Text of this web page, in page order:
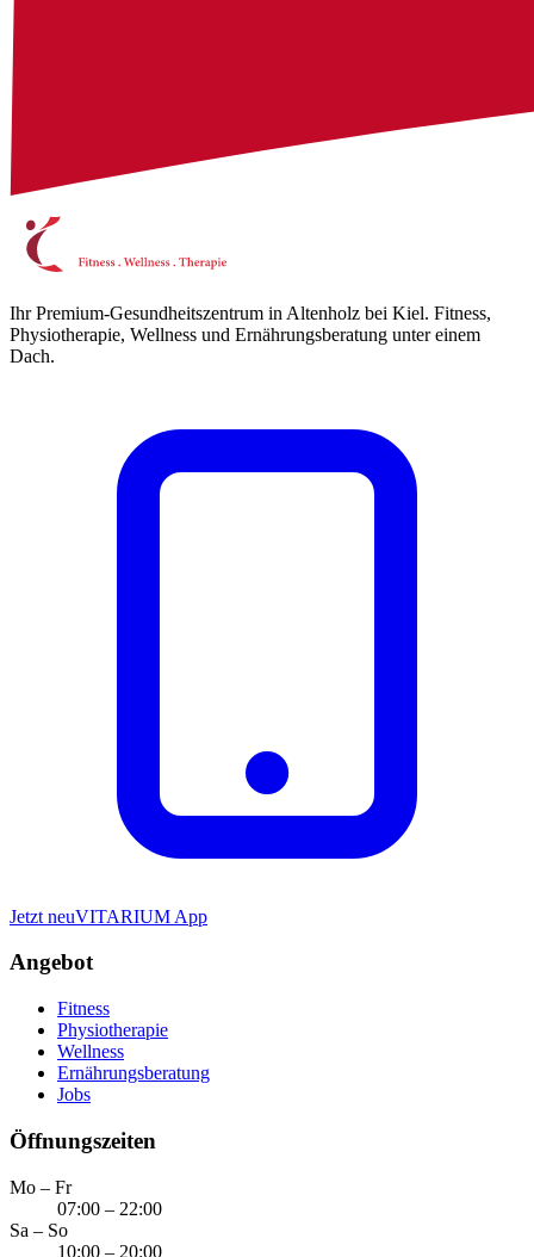
Ihr Premium-Gesundheitszentrum in Altenholz bei Kiel. Fitness,
Physiotherapie, Wellness und Ernährungsberatung unter einem
Dach.
Jetzt neuVITARIUM App
Angebot
Fitness
Physiotherapie
Wellness
Ernährungsberatung
Jobs
Öffnungszeiten
Mo – Fr
07:00 – 22:00
Sa – So
10:00 – 20:00